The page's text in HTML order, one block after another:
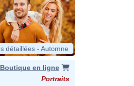
détaillées - Automne
Boutique en ligne
Portraits